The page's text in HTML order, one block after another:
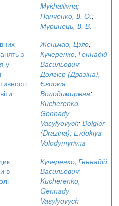
Mykhailivna;
Панченко, В. О.;
Муринець, В. В.
з
у
Женьчао, Цзяо;
Кучеренко, Геннадій
Васильович;
Долгієр (Дразіна),
Євдокія
Володимирівна;
Kucherenko,
Gennady
Vasylyovych; Dolgіer
(Drazina), Еvdokіya
Volodymyrivna
в
Кучеренко, Геннадій
Васильович;
Kucherenko,
Gennady
Vasylyovych